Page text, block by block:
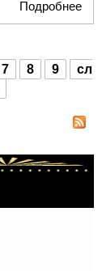
Подробнее
7 8 9
сл